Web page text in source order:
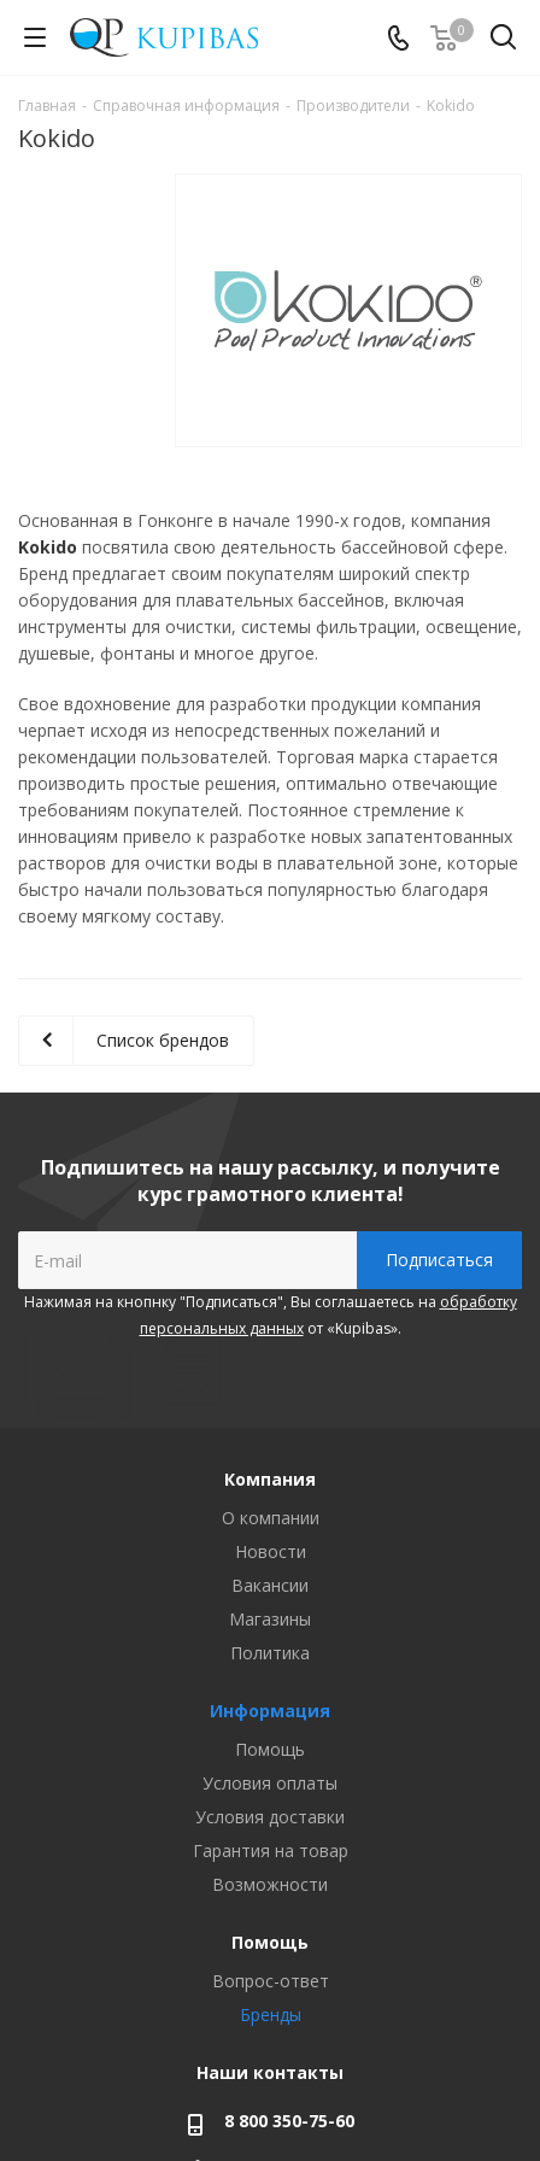
0
Главная - Справочная информация - Производители - Kokido
Kokido
Основанная в Гонконге в начале 1990-х годов, компания
Kokido посвятила свою деятельность бассейновой сфере.
Бренд предлагает своим покупателям широкий спектр
оборудования для плавательных бассейнов, включая
инструменты для очистки, системы фильтрации, освещение,
душевые, фонтаны и многое другое.
Свое вдохновение для разработки продукции компания
черпает исходя из непосредственных пожеланий и
рекомендации пользователей. Торговая марка старается
производить простые решения, оптимально отвечающие
требованиям покупателей. Постоянное стремление к
инновациям привело к разработке новых запатентованных
растворов для очистки воды в плавательной зоне, которые
быстро начали пользоваться популярностью благодаря
своему мягкому составу.
Список брендов
Подпишитесь на нашу рассылку, и получите
курс грамотного клиента!
Нажимая на кнопнку "Подписаться", Вы соглашаетесь на обработку
персональных данныхот «Kupibas».
Компания
О компании
Новости
Вакансии
Магазины
Политика
Информация
Помощь
Условия оплаты
Условия доставки
Гарантия на товар
Возможности
Помощь
Вопрос-ответ
Бренды
Наши контакты
8 800 350-75-60